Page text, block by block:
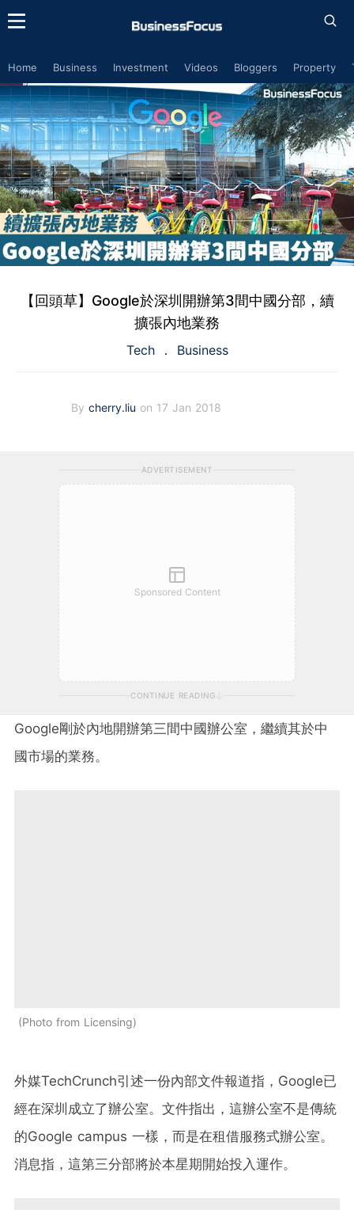
Home Business Investment Videos Bloggers Property
【回頭草】Google於深圳開辦第3間中國分部，續
擴張內地業務
Tech Business
By cherry.liu on 17 Jan 2018
ADVERTISEMENT
Sponsored Content
CONTINUE READING
Google剛於內地開辦第三間中國辦公室，繼續其於中
國市場的業務。
Photo from Licensing
外媒TechCrunch引述一份內部文件報道指，Google已
經在深圳成立了辦公室。文件指出，這辦公室不是傳統
的Google campus 一樣，而是在租借服務式辦公室。
消息指，這第三分部將於本星期開始投入運作。